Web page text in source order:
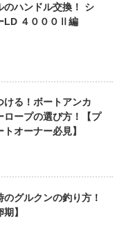
のハンドル交換！ シ
４０００Ⅱ編
ける！ボートアンカ
ロープの選び方！【プ
オーナー必見】
グルクンの釣り方！
】